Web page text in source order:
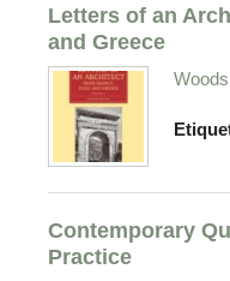
Letters of an
and Greece
Woods
Contemporary
Practice